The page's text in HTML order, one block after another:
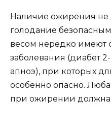
Наличие ожирения не
голодание
весом нередко имеют
заболевания (диабет
апноэ), при которых
особенно опасно.
при ожирении должна